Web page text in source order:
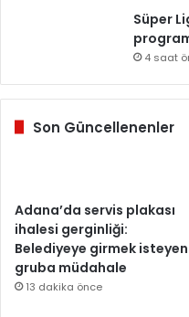
Süper
4 saat
Son Güncellenenler
Adana’da servis plakası
ihalesi gerginliği:
Belediyeye girmek isteyen
gruba müdahale
13 dakika önce